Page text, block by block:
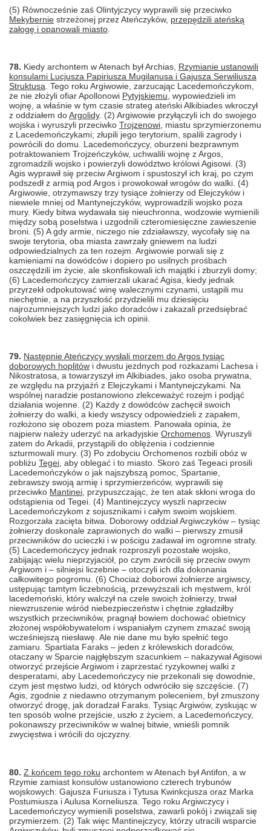
(5) Równocześnie zaś Olintyjczycy wyprawili się przeciwko
Mekybernie strzeżonej przez Ateńczyków, przepędzili ateńską
załogę i opanowali miasto
78. Kiedy archontem w Atenach był Archias, Rzymianie ustanowili
konsulami Lucjusza Papiriusza Mugilanusa i Gajusza Serwiliusza
Struktusa . Tego roku Argiwowie, zarzucając Lacedemończykom,
że nie złożyli ofiarApollonowi Pytyjskiemu , wypowiedzieli im
wojnę, a właśnie w tym czasie strateg ateński Alkibiades wkroczył
z oddziałem doArgolidy. (2) Argiwowie przyłączyli ich do swojego
wojska i wyruszyli przeciwko Trojzenowi , miastu sprzymierzonemu
z Lacedemończykami; złupili jego terytorium, spalili zagrody i
powrócili do domu. Lacedemończycy, oburzeni bezprawnym
potraktowaniem Trojzeńczyków, uchwalili wojnę z Argos,
zgromadzili wojsko i powierzyli dowództwo królowi Agisowi. (3)
Agis wyprawił się przeciw Argiwom i spustoszył ich kraj, po czym
podszedł z armią pod Argos i prowokował wrogów do walki. (4)
Argiwowie, otrzymawszy trzy tysiące żołnierzy od Elejczyków i
niewiele mniej od Mantynejczyków, wyprowadzili wojsko poza
mury. Kiedy bitwa wydawała się nieuchronna, wodzowie wymienili
między sobą poselstwa i uzgodnili czteromiesięczne zawieszenie
broni. (5) A gdy armie, niczego nie zdziaławszy, wycofały się na
swoje terytoria, oba miasta zawrzały gniewem na ludzi
odpowiedzialnych za ten rozejm. Argiwowie porwali się z
kamieniami na dowódców i dopiero po usilnych prośbach
oszczędzili im życie, ale skonfiskowali ich majątki i zburzyli domy;
(6) Lacedemończycy zamierzali ukarać Agisa, kiedy jednak
przyrzekł odpokutować winę walecznymi czynami, ustąpili mu
niechętnie, a na przyszłość przydzielili mu dziesięciu
najrozumniejszych ludzi jako doradców i zakazali przedsiębrać
cokolwiek bez zasięgnięcia ich opinii.
79. Następnie Ateńczycy wysłali morzem do Argos tysiąc
doborowych hoplitów i dwustu jezdnych pod rozkazami Lachesa i
Nikostratosa, a towarzyszył im Alkibiades, jako osoba prywatna,
ze względu na przyjaźń z Elejczykami i Mantynejczykami. Na
wspólnej naradzie postanowiono zlekceważyć rozejm i podjąć
działania wojenne. (2) Każdy z dowódców zachęcił swoich
żołnierzy do walki, a kiedy wszyscy odpowiedzieli z zapałem,
rozłożono się obozem poza miastem. Panowała opinia, że
najpierw należy uderzyć na arkadyjskie Orchomenos. Wyruszyli
zatem do Arkadii, przystąpili do oblężenia i codziennie
szturmowali mury. (3) Po zdobyciu Orchomenos rozbili obóz w
pobliżu Tegei, aby oblegać i to miasto. Skoro zaś Tegeaci prosili
Lacedemończyków o jak najszybszą pomoc, Spartanie,
zebrawszy swoją armię i sprzymierzeńców, wyprawili się
przeciwko Mantinei, przypuszczając, że ten atak skłoni wroga do
odstąpienia od Tegei. (4) Mantinejczycy wyszli naprzeciw
Lacedemończykom z sojusznikami i całym swoim wojskiem.
Rozgorzała zacięta bitwa. Doborowy oddział Argiwczyków – tysiąc
żołnierzy doskonale zaprawionych do walki – pierwszy zmusił
przeciwników do ucieczki i w pościgu zadawał im ogromne straty.
(5) Lacedemończycy jednak rozproszyli pozostałe wojsko,
zabijając wielu nieprzyjaciół, po czym zwrócili się przeciw owym
Argiwom i – silniejsi liczebnie – otoczyli ich dla dokonania
całkowitego pogromu. (6) Chociaż doborowi żołnierze argiwscy,
ustępując tamtym liczebnością, przewyższali ich męstwem, król
lacedemoński, który walczył na czele swoich żołnierzy, trwał
niewzruszenie wśród niebezpieczeństw i chętnie zgładziłby
wszystkich przeciwników, pragnął bowiem dochować obietnicy
złożonej współobywatelom i wspaniałym czynem zmazać swoją
wcześniejszą niesławę. Ale nie dane mu było spełnić tego
zamiaru. Spartiata Faraks – jeden z królewskich doradców,
otaczany w Sparcie najgłębszym szacunkiem – nakazywał Agisowi
otworzyć przejście Argiwom i zaprzestać ryzykownej walki z
desperatami, aby Lacedemończycy nie przekonali się dowodnie,
czym jest męstwo ludzi, od których odwróciło się szczęście. (7)
Agis, zgodnie z niedawno otrzymanym poleceniem, był zmuszony
otworzyć drogę, jak doradzał Faraks. Tysiąc Argiwów, zyskując w
ten sposób wolne przejście, uszło z życiem, a Lacedemończycy,
pokonawszy przeciwników w walnej bitwie, wnieśli pomnik
zwycięstwa i wrócili do ojczyzny.
80. Z końcem tego roku archontem w Atenach był Antifon, a w
Rzymie zamiast konsulów ustanowiono czterech trybunów
wojskowych: Gajusza Furiusza i Tytusa Kwinkcjusza oraz Marka
Postumiusza i Aulusa Korneliusza. Tego roku Argiwczycy i
Lacedemończycy wymienili poselstwa, zawarli pokój i związali się
przymierzem. (2) Tak więc Mantinejczycy, którzy utracili wsparcie